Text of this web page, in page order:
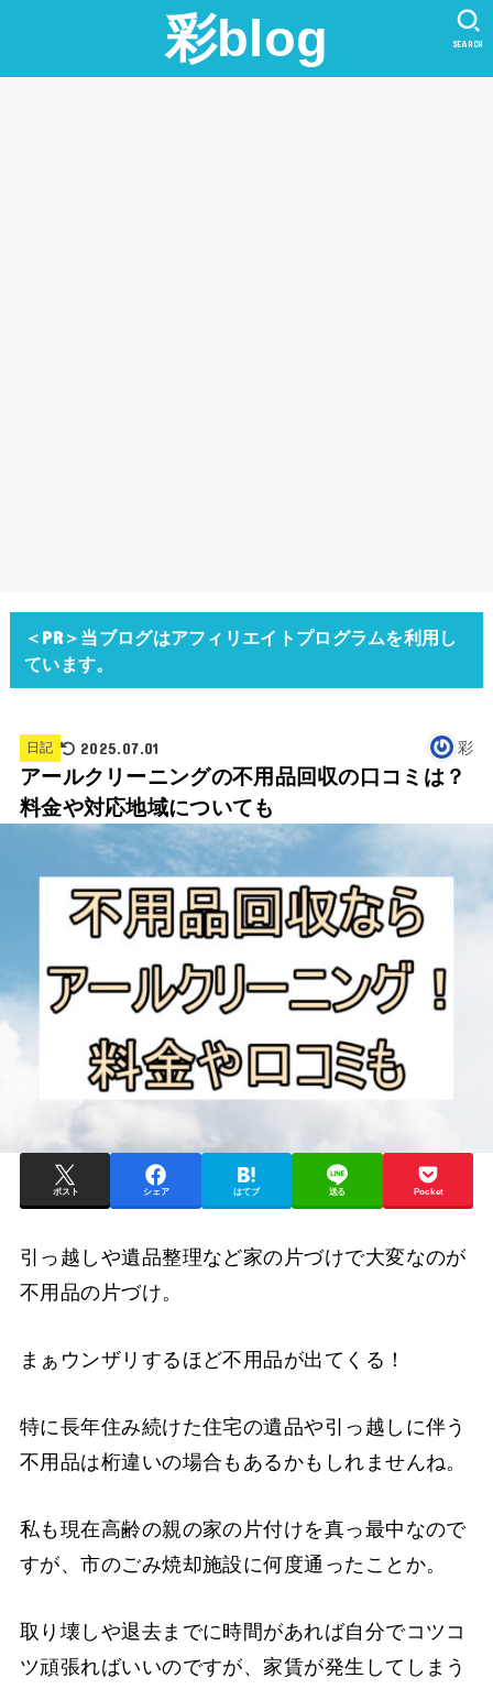
彩blog SEARCH
＜PR＞当ブログはアフィリエイトプログラムを利用し
ています。
日記 2025.07.01 彩
アールクリーニングの不用品回収の口コミは？
料金や対応地域についても
ポスト シェア はてブ 送る Pocket
引っ越しや遺品整理など家の片づけで大変なのが
不用品の片づけ。
まぁウンザリするほど不用品が出てくる！
特に長年住み続けた住宅の遺品や引っ越しに伴う
不用品は桁違いの場合もあるかもしれませんね。
私も現在高齢の親の家の片付けを真っ最中なので
すが、市のごみ焼却施設に何度通ったことか。
取り壊しや退去までに時間があれば自分でコツコ
ツ頑張ればいいのですが、家賃が発生してしまう